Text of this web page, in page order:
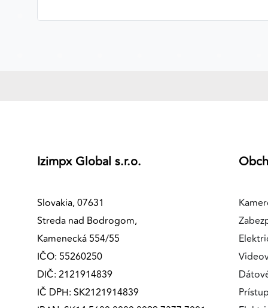
Izimpx Global s.r.o.
Slovakia, 07631
Streda nad Bodrogom,
Kamenecká 554/55
IČO: 55260250
DIČ: 2121914839
IČ DPH: SK2121914839
Google Ads